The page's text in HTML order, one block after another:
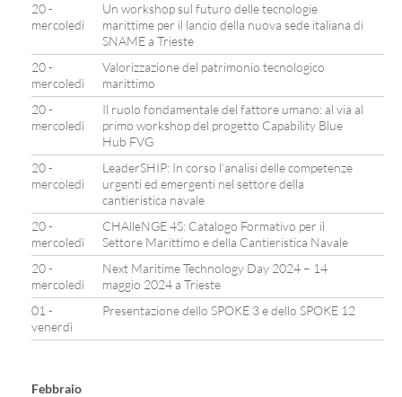
20 -
mercoledì
Un workshop sul futuro delle tecnologie
marittime per il lancio della nuova sede italiana di
SNAME a Trieste
20 -
mercoledì
Valorizzazione del patrimonio tecnologico
marittimo
20 -
mercoledì
Il ruolo fondamentale del fattore umano: al via al
primo workshop del progetto Capability Blue
Hub FVG
20 -
mercoledì
LeaderSHIP: In corso l’analisi delle competenze
urgenti ed emergenti nel settore della
cantieristica navale
20 -
mercoledì
CHAlleNGE 4S: Catalogo Formativo per il
Settore Marittimo e della Cantieristica Navale
20 -
mercoledì
Next Maritime Technology Day 2024 – 14
maggio 2024 a Trieste
01 -
venerdì
Presentazione dello SPOKE 3 e dello SPOKE 12
Febbraio